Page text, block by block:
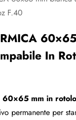
In
60×65 mm in
permanente per